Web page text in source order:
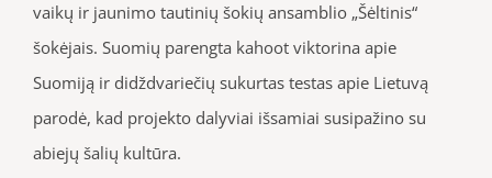
vaikų ir jaunimo tautinių šokių ansamblio „Šėltinis“
šokėjais. Suomių parengta kahoot viktorina apie
Suomiją ir didždvariečių sukurtas testas apie Lietuvą
parodė, kad projekto dalyviai išsamiai susipažino su
abiejų šalių kultūra.